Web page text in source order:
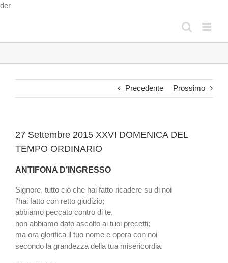
derSalta
Precedente Prossimo
27 Settembre 2015 XXVI DOMENICA DEL
TEMPO ORDINARIO
ANTIFONA D’INGRESSO
Signore, tutto ciò che hai fatto ricadere su di noi
l’hai fatto con retto giudizio;
abbiamo peccato contro di te,
non abbiamo dato ascolto ai tuoi precetti;
ma ora glorifica il tuo nome e opera con noi
secondo la grandezza della tua misericordia.